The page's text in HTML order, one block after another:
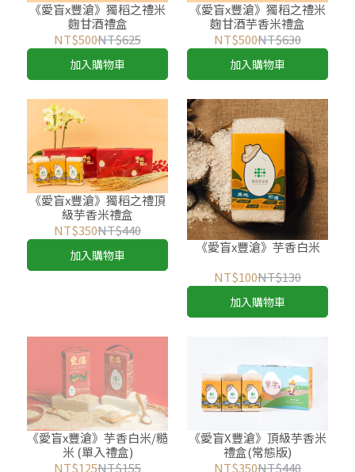
《愛盲x豐滄》獨稻之禮米
麴甘酒禮盒
NT$500NT$625
加入購物車
《愛盲x豐滄》獨稻之禮米
麴甘酒芋香米禮盒
NT$500NT$630
加入購物車
《愛盲x豐滄》獨稻之禮頂
級芋香米禮盒
NT$350NT$440
加入購物車
《愛盲x豐滄》芋香白米
NT$100NT$130
加入購物車
《愛盲x豐滄》芋香白米/糙
米 (單入禮盒)
NT$125NT$155
《愛盲X豐滄》頂級芋香米
禮盒(常態版)
NT$350NT$440